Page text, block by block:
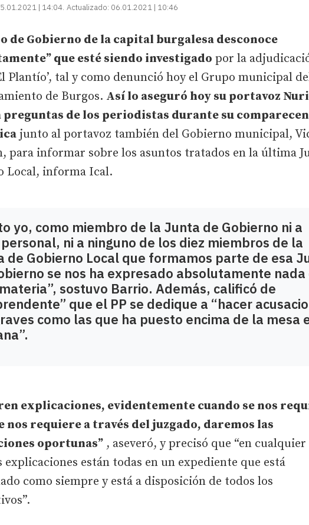
| 14:04 Actualizado: 06.01.2021 | 10:46
de Gobierno de la capital burgalesa desconoce
que esté siendo investigado por la
Plantío’, tal y como denunció hoy el Grupo municipal
de Burgos. Así lo aseguró hoy su portavoz
preguntas de los periodistas durante su
junto al portavoz también del Gobierno municipal,
para informar sobre los asuntos tratados en la última
Local, informa Ical.
yo, como miembro de la Junta de Gobierno ni a
ni a ninguno de los diez miembros de la
de Gobierno Local que formamos parte de esa
se nos ha expresado absolutamente nada
sostuvo Barrio. Además, calificó de
que el PP se dedique a “hacer
como las que ha puesto encima de la mesa
explicaciones, evidentemente cuando se nos
nos requiere a través del juzgado, daremos las
oportunas” , aseveró, y precisó que “en cualquier
explicaciones están todas en un expediente que está
como siempre y está a disposición de todos los